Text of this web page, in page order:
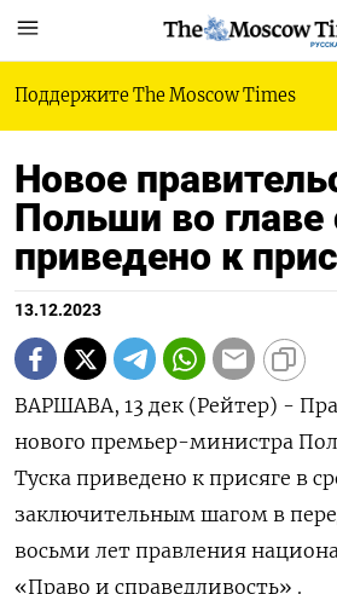
Поддержите The Moscow Times
Новое
Польши во главе
приведено к
13.12.2023
ВАРШАВА, 13 дек (Рейтер) -
нового премьер-министра
Туска приведено к присяге в
заключительным шагом в
восьми лет правления
«Право и справедливость» .